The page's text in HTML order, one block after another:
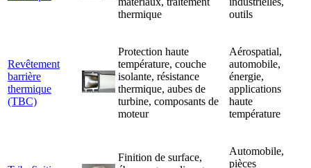
thermique
outils
Revêtement
barrière
thermique
(TBC)
Protection haute
température, couche
isolante, résistance
thermique, aubes de
turbine, composants de
moteur
Aérospatial,
automobile,
énergie,
applications
haute
température
Finition de surface,
Automobile,
pièces